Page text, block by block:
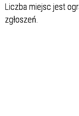
Liczba miejsc jest
zgłoszeń.